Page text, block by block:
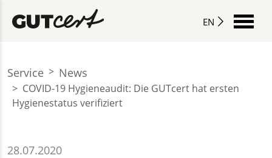
EN
Service News
COVID-19 Hygieneaudit: Die GUTcert hat ersten
Hygienestatus verifiziert
28.07.2020